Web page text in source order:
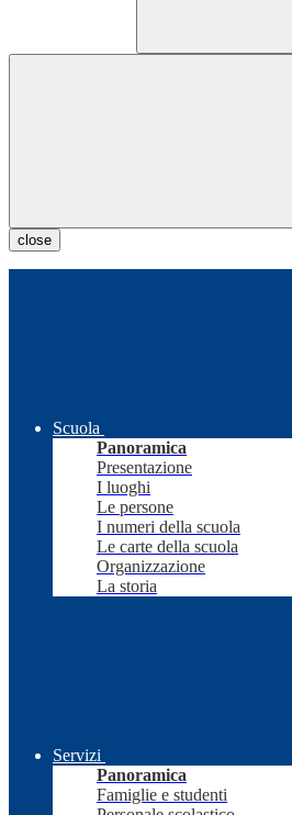
close
Scuola
Panoramica
Presentazione
I luoghi
Le persone
I numeri della scuola
Le carte della scuola
Organizzazione
La storia
Servizi
Panoramica
Famiglie e studenti